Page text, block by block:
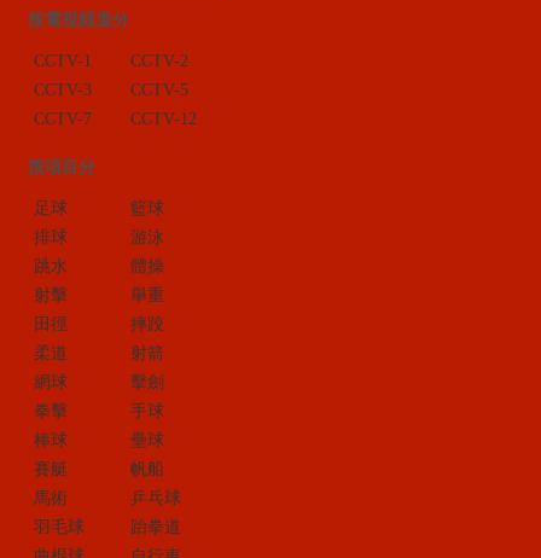
按電視頻道分
CCTV-1
CCTV-2
CCTV-3
CCTV-5
CCTV-7
CCTV-12
按項目分
足球
籃球
排球
游泳
跳水
體操
射擊
舉重
田徑
摔跤
柔道
射箭
網球
擊劍
拳擊
手球
棒球
壘球
賽艇
帆船
馬術
乒乓球
羽毛球
跆拳道